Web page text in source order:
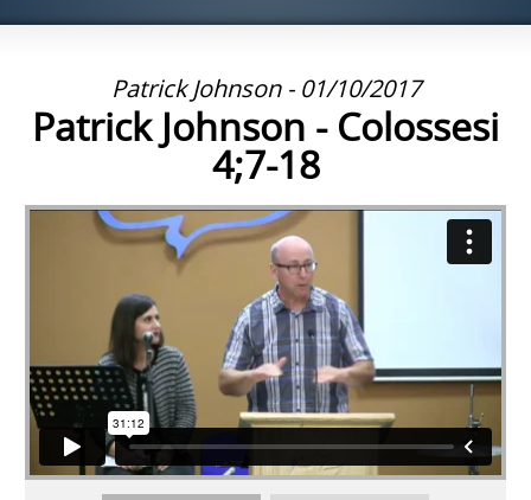
Patrick Johnson - 01/10/2017
Patrick Johnson - Colossesi
4;7-18